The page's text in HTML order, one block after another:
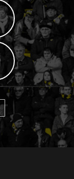
"